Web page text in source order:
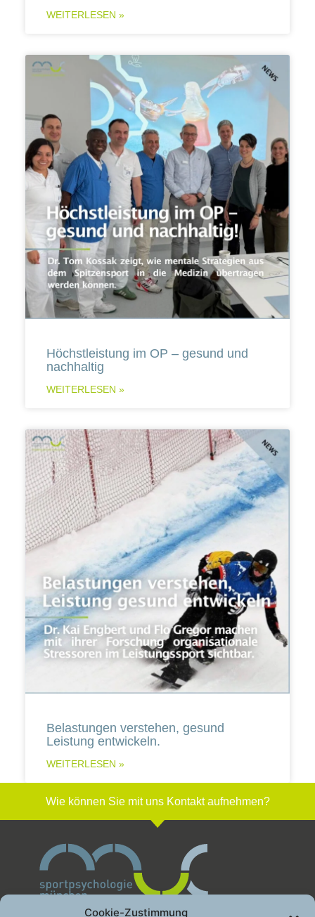
Cookie-Zustimmung
WEITERLESEN »
Höchstleistung im OP – gesund und
nachhaltig
WEITERLESEN »
Belastungen verstehen, gesund
Leistung entwickeln.
WEITERLESEN »
Wie können Sie mit uns Kontakt aufnehmen?